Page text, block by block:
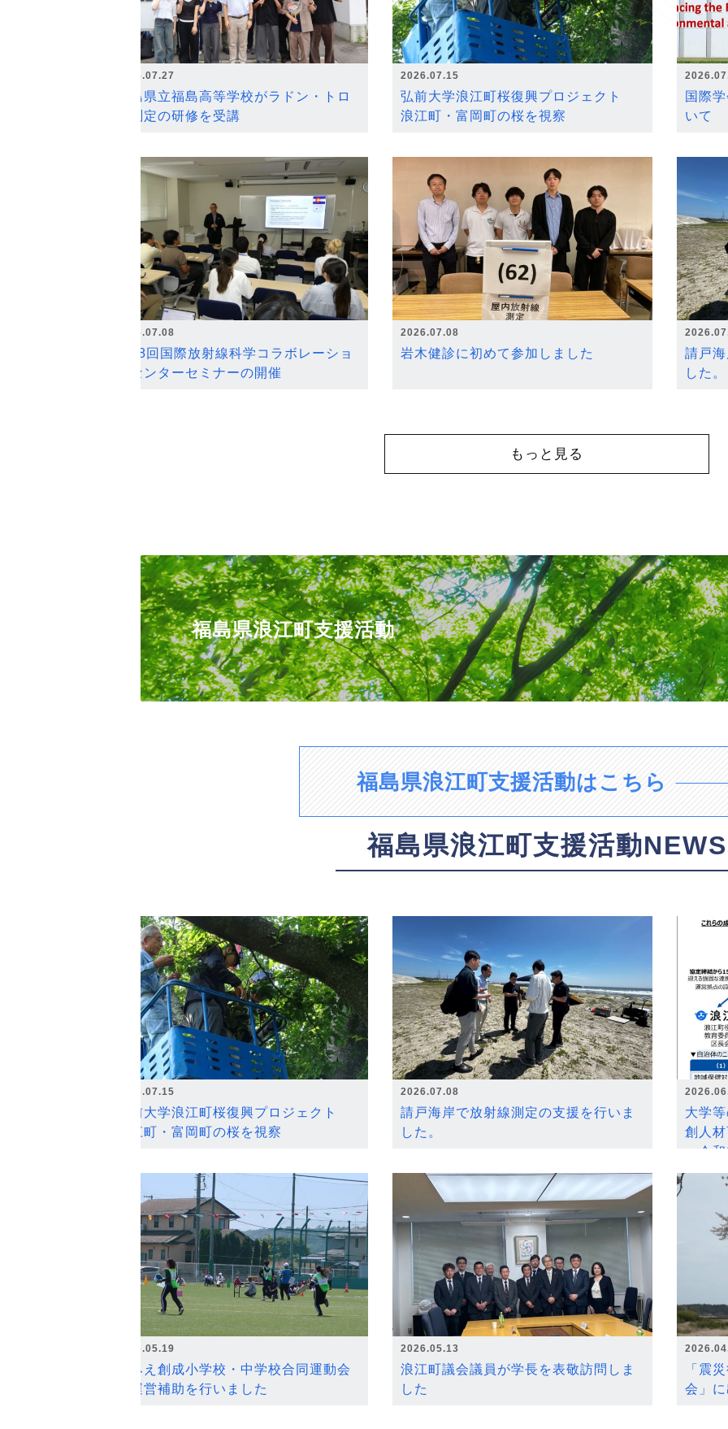
2026.07.27
福島県立福島高等学校がラドン・トロ
ン測定の研修を受講
2026.07.15
弘前大学浪江町桜復興プロジェクト
浪江町・富岡町の桜を視察
国際
いて
2026.07.08
第18回国際放射線科学コラボレーショ
ンセンターセミナーの開催
2026.07.08
岩木健診に初めて参加しました
請戸
した。
もっと見る
福島県浪江町支援活動
福島県浪江町支援活動はこちら
福島県浪江町支援活動NEWS
2026.07.15
弘前大学浪江町桜復興プロジェクト
浪江町・富岡町の桜を視察
2026.07.08
請戸海岸で放射線測定の支援を行いま
した。
大学
創人
～令
2026.05.19
なみえ創成小学校・中学校合同運動会
の運営補助を行いました
2026.05.13
浪江町議会議員が学長を表敬訪問しま
した
「震
会」